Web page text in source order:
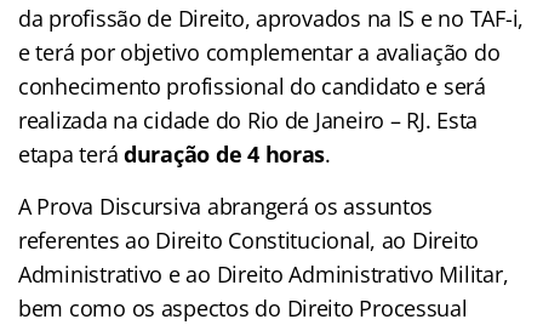
da profissão de Direito, aprovados na IS e no TAF-i,
e terá por objetivo complementar a avaliação do
conhecimento profissional do candidato e será
realizada na cidade do Rio de Janeiro – RJ. Esta
etapa teráduração de 4 horas.
A Prova Discursiva abrangerá os assuntos
referentes ao Direito Constitucional, ao Direito
Administrativo e ao Direito Administrativo Militar,
bem como os aspectos do Direito Processual